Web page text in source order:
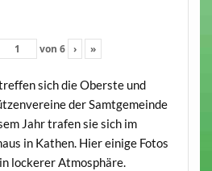
von 6 › »
sich die Oberste und
der Samtgemeinde
Jahr trafen sie sich im
in Kathen. Hier einige Fotos
lockerer Atmosphäre.